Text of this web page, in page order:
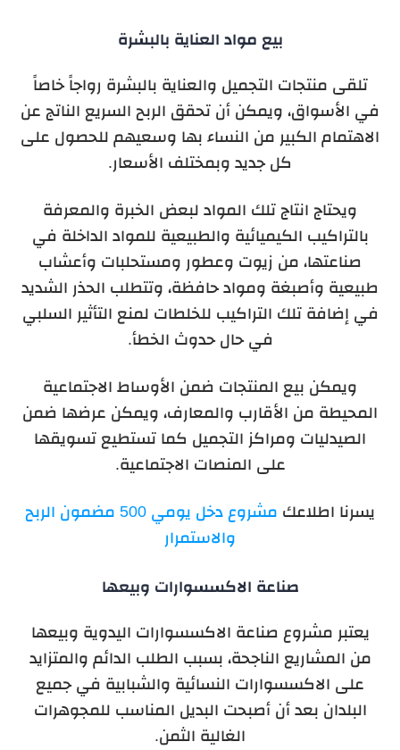
بيع مواد العناية بالبشرة
تلقى منتجات التجميل والعناية بالبشرة رواجاً خاصاً
في الأسواق، ويمكن أن تحقق الربح السريع الناتج عن
الاهتمام الكبير من النساء بها وسعيهم للحصول على
كل جديد وبمختلف الأسعار.
ويحتاج انتاج تلك المواد لبعض الخبرة والمعرفة
بالتراكيب الكيميائية والطبيعية للمواد الداخلة في
صناعتها، من زيوت وعطور ومستحلبات وأعشاب
طبيعية وأصبغة ومواد حافظة، وتتطلب الحذر الشديد
في إضافة تلك التراكيب للخلطات لمنع التأثير السلبي
في حال حدوث الخطأ.
ويمكن بيع المنتجات ضمن الأوساط الاجتماعية
المحيطة من الأقارب والمعارف، ويمكن عرضها ضمن
الصيدليات ومراكز التجميل كما تستطيع تسويقها
على المنصات الاجتماعية.
يسرنا اطلاعك
مشروع دخل يومي 500 مضمون الربح
والاستمرار
صناعة الاكسسوارات وبيعها
يعتبر مشروع صناعة الاكسسوارات اليدوية وبيعها
من المشاريع الناجحة، بسبب الطلب الدائم والمتزايد
على الاكسسوارات النسائية والشبابية في جميع
البلدان بعد أن أصبحت البديل المناسب للمجوهرات
الغالية الثمن.